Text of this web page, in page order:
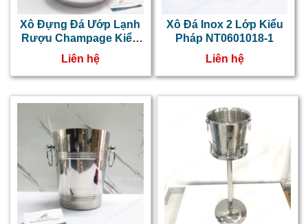
Xô Đựng Đá Ướp Lạnh
Rượu Champage Kiểu
Anh NT0601017-1
Liên hệ
Xô Đá Inox 2 Lớp Kiểu
Pháp NT0601018-1
Liên hệ